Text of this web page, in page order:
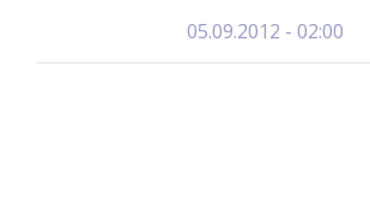
05.09.2012 - 02:00